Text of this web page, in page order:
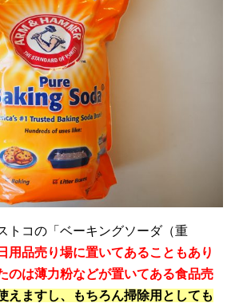
トコの「ベーキングソーダ（重
用品売り場に置いてあることもあり
のは薄力粉などが置いてある食品売
えますし、もちろん掃除用としても